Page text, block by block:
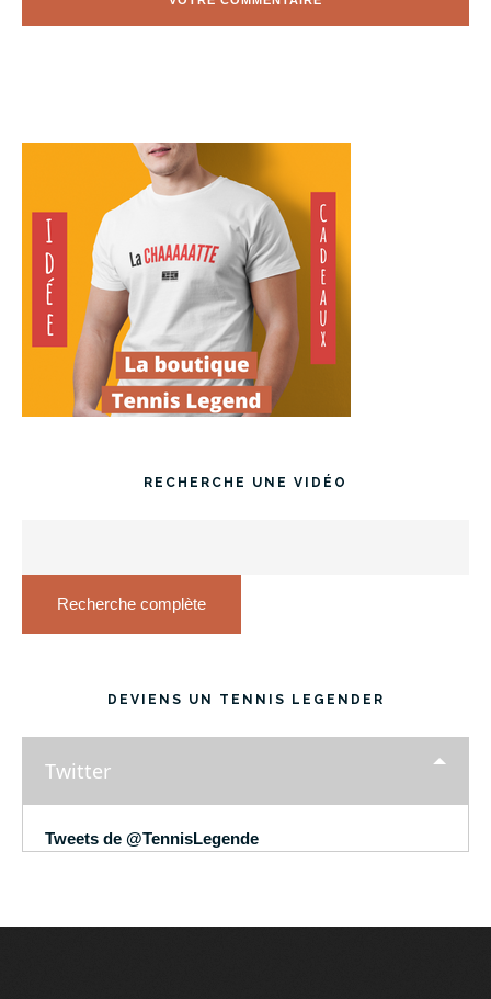
RECHERCHE UNE VIDÉO
Recherche complète
DEVIENS UN TENNIS LEGENDER
Twitter
Tweets de @TennisLegende